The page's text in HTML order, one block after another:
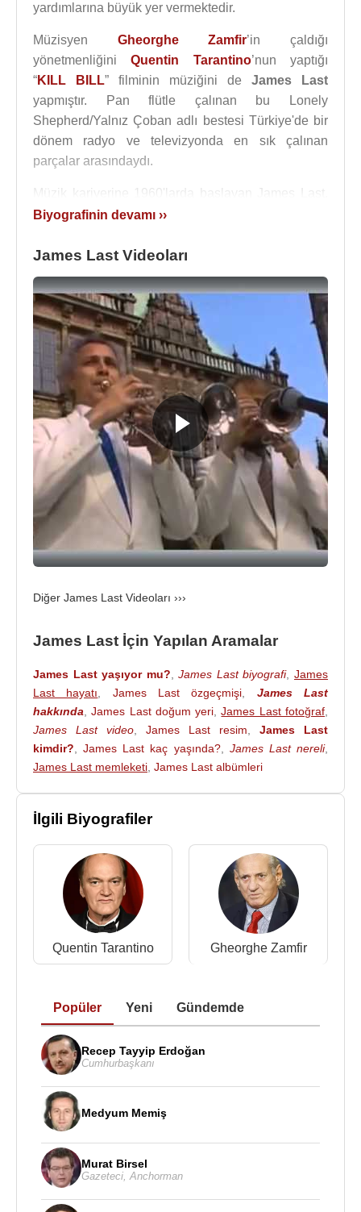
yardımlarına büyük yer vermektedir.
Müzisyen Gheorghe Zamfir’in çaldığı
yönetmenliğiniQuentin Tarantino’nun yaptığı
“KILL BILL” filminin müziğini de James Last
yapmıştır. Pan flütle çalınan bu Lonely
Shepherd/Yalnız Çoban adlı bestesi Türkiye'de bir
dönem radyo ve televizyonda en sık çalınan
parçalar arasındaydı.
Müzik kariyerine 1960'larda başlayan James Last,
yaylı sazlar ve korosu da bulunan orkestrasıyla bir
çalan orkestrasıyla bir dönemin en çok dinlenen
parçalarına imzasını attı. Sadece İngiltere'de
listebaşı olan albümlerinin sayısı 75'i buluyor.
1955 yılında ilk eşi, Waltraud ile evlendi. Ronald ve
Caterina adlarında iki çocuğu oldu. Eşi Waltraud
1997 yılında öldü. 1999 yılında ikinci eşi Christine
Grundner ile evlendi.
James Last, 9 Haziran 2015 tarihinde Palm Beach,
Florida,
ABD’de 86 yaşında ölmüştür.
Kaynak:Biyografiler.com
Biyografinin devamı ››
James Last Videoları
Diğer James Last Videoları ›››
James Last İçin Yapılan Aramalar
James Last yaşıyor mu? ,James Last biyografi,James
Last hayatı
James Last özgeçmişi
James Last
hakkında ,James Last doğum yeri ,James Last fotoğraf
James Last video
James Last resim
James Last
kimdir? ,James Last kaç yaşında?, James Last nereli,
James Last memleketi James Last albümleri
İlgili Biyografiler
Quentin Tarantino Gheorghe Zamfir
Popüler Yeni Gündemde
Recep Tayyip Erdoğan
Cumhurbaşkanı
Medyum Memiş
Murat Birsel
Gazeteci Anchorman